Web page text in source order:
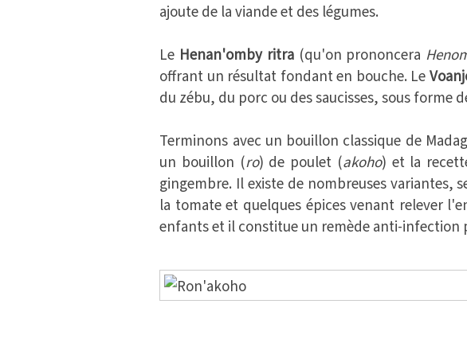
ajoute de la viande et des légumes.
Le Henan'omby ritra(qu'on prononcera
offrant un résultat fondant en bouche. Le
du zébu, du porc ou des saucisses, sous forme
Terminons avec un bouillon classique de
un bouillon (ro) de poulet (akoho) et la
gingembre. Il existe de nombreuses variantes,
la tomate et quelques épices venant relever
enfants et il constitue un remède anti-infection